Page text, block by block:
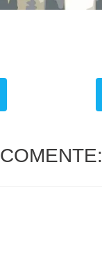
COMENTE: